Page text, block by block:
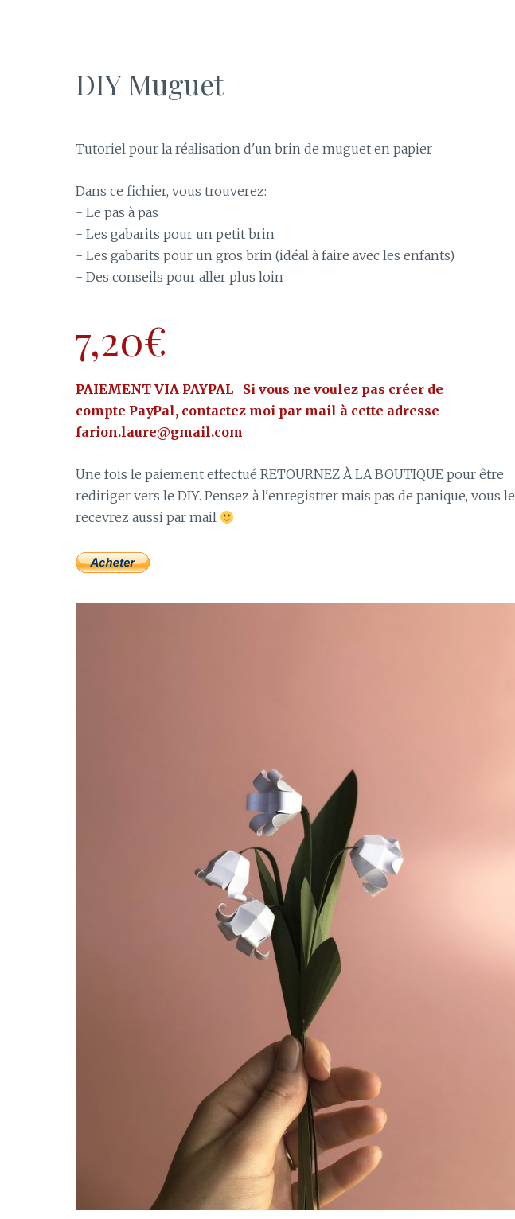
DIY Muguet
Tutoriel pour la réalisation d'un brin de muguet en papier
Dans ce fichier, vous trouverez:
- Le pas à pas
- Les gabarits pour un petit brin
- Les gabarits pour un gros brin (idéal à faire avec les enfants)
- Des conseils pour aller plus loin
7,20€
PAIEMENT VIA PAYPAL Si vous ne voulez pas créer de
compte PayPal, contactez moi par mail à cette adresse
farion.laure@gmail.com
Une fois le paiement effectué RETOURNEZ À LA BOUTIQUE pour être
rediriger vers le DIY. Pensez à l'enregistrer mais pas de panique, vous le
recevrez aussi par mail